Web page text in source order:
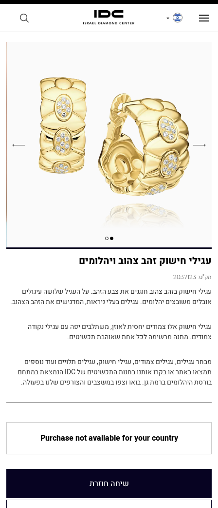
עגילי חישוק זהב צהוב ויהלומים
מק"ט: 2037123
עגילי חישוק בזהב צהוב חוגגים את צבע הזהב. על העגיל שלושה עיגולים
אובלים משובצים יהלומים. עגילים בעלי ניראות, המדגישים את הזהב הצהוב.
עגילי חישוק אלו צמודים יחסית לאוזן, משתלבים יפה עם עגילי נקודה
צמודים. מתנה מרשימה לכל אחת שאוהבת תכשיטים.
מבחר עגילים, עגילים צמודים, עגילי חישוק, עגילים תלויים ועוד נוספים
תמצאו באתר או בקרו אותנו בחנות התכשיטים של IDC הנמצאת במתחם
בורסת היהלומים ברמת גן. בואו וצפו במשצבים והצורפים שלנו בפעולה.
Purchase not available for your country
שיחה חוזרת